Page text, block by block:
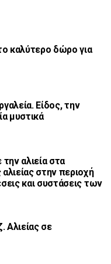
καλύτερο δώρο για
Είδος, την
μυστικά
αλιεία στα
στην περιοχή
και συστάσεις των
Αλιείας σε